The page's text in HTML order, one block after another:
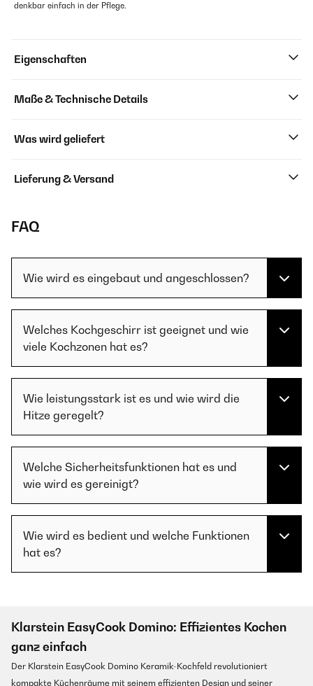
denkbar einfach in der Pflege.
Eigenschaften
Maße & Technische Details
Was wird geliefert
Lieferung & Versand
FAQ
Wie wird es eingebaut und angeschlossen?
Welches Kochgeschirr ist geeignet und wie
viele Kochzonen hat es?
Wie leistungsstark ist es und wie wird die
Hitze geregelt?
Welche Sicherheitsfunktionen hat es und
wie wird es gereinigt?
Wie wird es bedient und welche Funktionen
hat es?
Klarstein EasyCook Domino: Effizientes Kochen
ganz einfach
Der Klarstein EasyCook Domino Keramik-Kochfeld revolutioniert
kompakte Küchenräume mit seinem effizienten Design und seiner